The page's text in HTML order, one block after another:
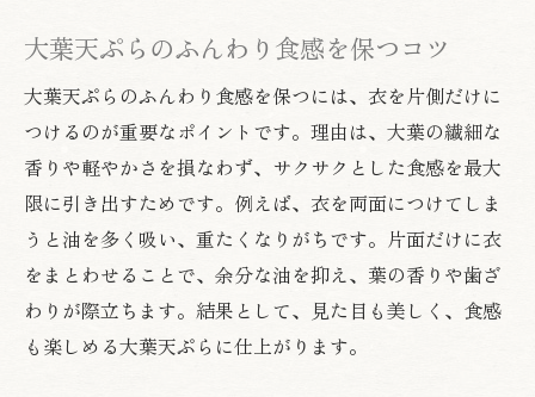
大葉天ぷらのふんわり食感を保つコツ
大葉天ぷらのふんわり食感を保つには、衣を片側だけに
つけるのが重要なポイントです。理由は、大葉の繊細な
香りや軽やかさを損なわず、サクサクとした食感を最大
限に引き出すためです。例えば、衣を両面につけてしま
うと油を多く吸い、重たくなりがちです。片面だけに衣
をまとわせることで、余分な油を抑え、葉の香りや歯ざ
わりが際立ちます。結果として、見た目も美しく、食感
も楽しめる大葉天ぷらに仕上がります。